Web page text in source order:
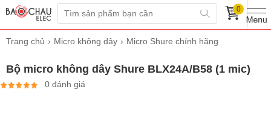
0
Trang chủ Micro không dây Micro Shure chính hãng
Bộ micro không dây Shure BLX24A/B58 (1 mic)
0 đánh giá